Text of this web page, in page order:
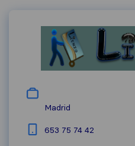
Madrid
653 75 74 42